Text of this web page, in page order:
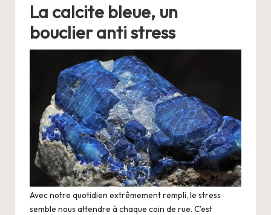
La calcite bleue, un
bouclier anti stress
Avec notre quotidien extrêmement rempli, le stress
semble nous attendre à chaque coin de rue. C’est